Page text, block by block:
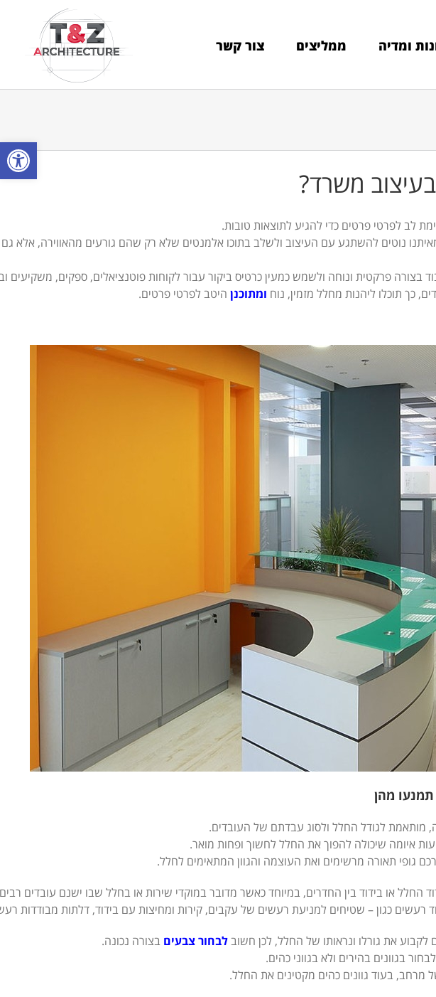
פתח
ומדיה ממליצים צור קשר
משרד?
לב לפרטי פרטים כדי להגיע לתוצאות טובות.
נוטים להשתגע עם העיצוב ולשלב בתוכו אלמנטים שלא רק שהם גורעים מהאווירה, אלא
פרקטית ונוחה ולשמש כמעין כרטיס ביקור עבור לקוחות פוטנציאלים, ספקים, משקיעים
כך תוכלו ליהנות מחלל מזמין, נוח ומתוכנן היטב לפרטי פרטים.
תמנעו מהן
מותאמת לגודל החלל ולסוג עבדתם של העובדים.
איומה שיכולה להפוך את החלל לחשוך ופחות מואר.
גופי תאורה מרשימים ואת העוצמה והגוון המתאימים לחלל.
החלל או בידוד בין החדרים, במיוחד כאשר מדובר במוקדי שירות או בחלל שבו ישנם עובדים
רעשים כגון – שטיחים למניעת רעשים של עקבים, קירות ומחיצות עם בידוד, דלתות מבודדות
לקבוע את גורלו ונראותו של החלל, לכן חשובלבחור צבעים בצורה נכונה.
בגוונים בהירים ולא בגווני כהים.
מרחב, בעוד גוונים כהים מקטינים את החלל.